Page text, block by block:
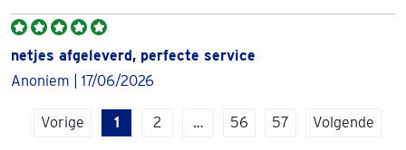
miljoen ounces verkocht.
Het ontwerp van de Krugerrand
De gouden Krugerrand dankt zijn naam aan Paul Kruger,
één van de meeste bekende presidenten van de Zuid-
Afrikaanse Republiek. De naam ‘Rand’ komt van het
netjes afgeleverd, perfecte service
Anoniem | 17/06/2026
Vorige 1 2 … 56 57 Volgende